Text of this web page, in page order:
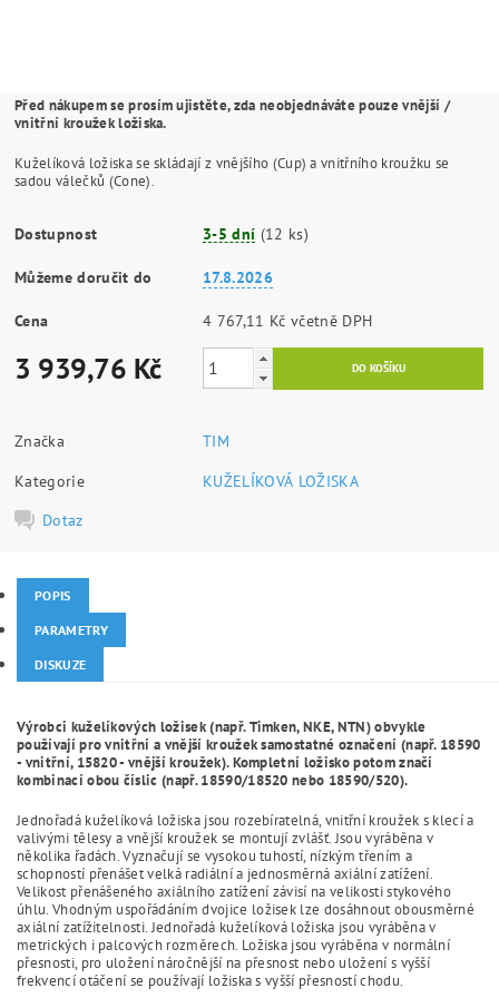
Před nákupem se prosím ujistěte, zda neobjednáváte pouze vnější /
vnitřní kroužek ložiska.
Kuželíková ložiska se skládají z vnějšího (Cup) a vnitřního kroužku se
sadou válečků (Cone).
Dostupnost 3-5 dní (12 ks)
Můžeme doručit do 17.8.2026
Cena 4 767,11 Kč včetně DPH
3 939,76 Kč
Značka
TIM
Kategorie
KUŽELÍKOVÁ LOŽISKA
Dotaz
POPIS
PARAMETRY
DISKUZE
Výrobci kuželíkových ložisek (např. Timken, NKE, NTN) obvykle
používají pro vnitřní a vnější kroužek samostatné označení (např. 18590
- vnitřní, 15820 - vnější kroužek). Kompletní ložisko potom značí
kombinací obou číslic (např. 18590/18520 nebo 18590/520).
Jednořadá kuželíková ložiska jsou rozebíratelná, vnitřní kroužek s klecí a
valivými tělesy a vnější kroužek se montují zvlášť. Jsou vyráběna v
několika řadách. Vyznačují se vysokou tuhostí, nízkým třením a
schopností přenášet velká radiální a jednosměrná axiální zatížení.
Velikost přenášeného axiálního zatížení závisí na velikosti stykového
úhlu. Vhodným uspořádáním dvojice ložisek lze dosáhnout obousměrné
axiální zatížitelnosti. Jednořadá kuželíková ložiska jsou vyráběna v
metrických i palcových rozměrech. Ložiska jsou vyráběna v normální
přesnosti, pro uložení náročnější na přesnost nebo uložení s vyšší
frekvencí otáčení se používají ložiska s vyšší přesností chodu.